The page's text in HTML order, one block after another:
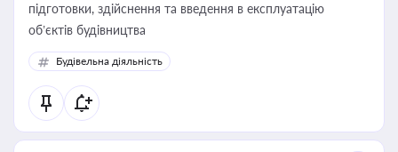
підготовки, здійснення та введення в експлуатацію
об’єктів будівництва
Будівельна діяльність